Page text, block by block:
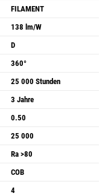
FILAMENT
138 lm/W
D
360°
25 000 Stunden
3 Jahre
0.50
25 000
Ra >80
COB
4